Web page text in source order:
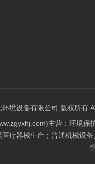
境设备有限公司 版权所有
主营：环境
疗器械生产；普通机械设